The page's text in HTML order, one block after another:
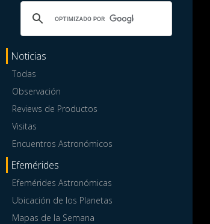
Noticias
Todas
Observación
Reviews de Productos
Visitas
Encuentros Astronómicos
Efemérides
Efemérides Astronómicas
Ubicación de los Planetas
Mapas de la Semana